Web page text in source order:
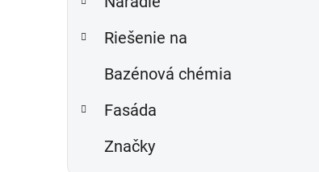
Riešenie na
Bazénová chémia
Fasáda
Značky